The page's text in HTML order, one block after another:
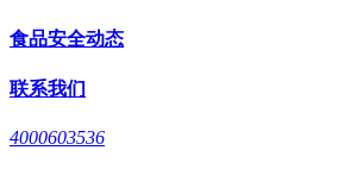
食品安全动态
联系我们
4000603536